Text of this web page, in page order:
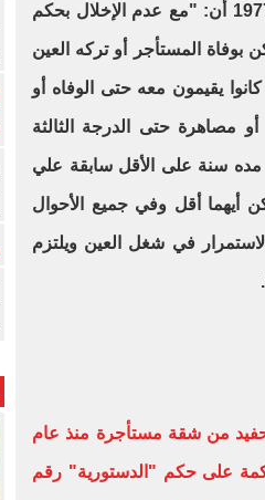
المقرر بنص المادة 29 من القانون رقم 49 لسنة 1977 أن: "مع عدم الإخلال بحكم
بوفاة المستأجر أو تركه العين
يقيمون معه حتى الوفاه أو
مصاهرة حتى الدرجة الثالثة
مده سنة على الأقل سابقة علي
أيهما أقل وفي جميع الأحوال
في شغل العين ويلتزم
من شقة مستأجرة منذ عام
استندت المحكمة على حكم "الدستورية" رقم